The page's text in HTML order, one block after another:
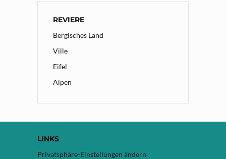
REVIERE
Bergisches Land
Ville
Eifel
Alpen
LINKS
Privatsphäre-Einstellungen ändern